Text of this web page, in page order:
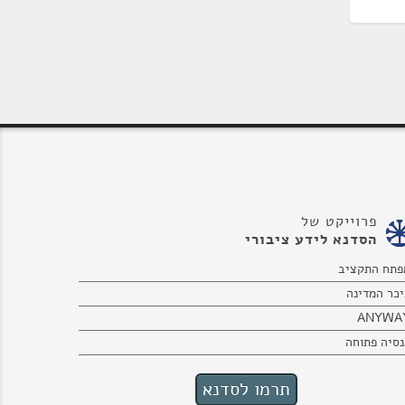
פרוייקט של
הסדנא לידע ציבורי
התקציב
המדינה
פתוחה